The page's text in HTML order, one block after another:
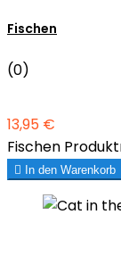
Fischen
(0)
13,95 €
Fischen
 In den Warenkorb